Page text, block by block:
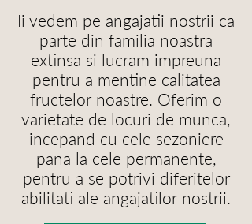
Ii vedem pe angajatii nostrii ca
parte din familia noastra
extinsa si lucram impreuna
pentru a mentine calitatea
fructelor noastre. Oferim o
varietate de locuri de munca,
incepand cu cele sezoniere
pana la cele permanente,
pentru a se potrivi diferitelor
abilitati ale angajatilor nostrii.